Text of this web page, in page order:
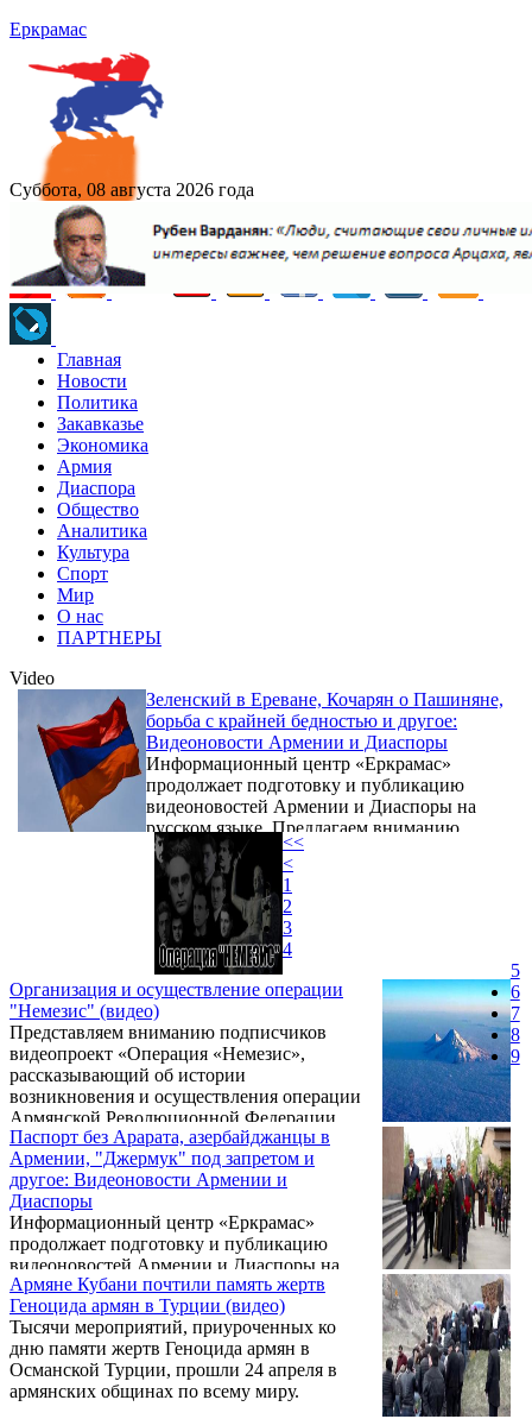
Еркрамас
Суббота, 08 августа 2026 года
Главная
Новости
Политика
Закавказье
Экономика
Армия
Диаспора
Общество
Аналитика
Культура
Спорт
Мир
О нас
ПАРТНЕРЫ
Video
Зеленский в Ереване, Кочарян о Пашиняне,
борьба с крайней бедностью и другое:
Видеоновости Армении и Диаспоры
Информационный центр «Еркрамас»
продолжает подготовку и публикацию
видеоновостей Армении и Диаспоры на
русском языке. Предлагаем вниманию
читателей выпуск видеоновостей за 3 мая.
При подготовке программы использованы
съемки армянской телекомпании «5-й
канал».
Организация и осуществление операции
"Немезис" (видео)
Представляем вниманию подписчиков
видеопроект «Операция «Немезис»,
рассказывающий об истории
возникновения и осуществления операции
Армянской Революционной Федерации
Дашнакцутюн по выявлению и ликвидации
основных организаторов Геноцида армян в
Османской Турции и в мусаватистском
Азербайджане.
Паспорт без Арарата, азербайджанцы в
Армении, "Джермук" под запретом и
другое: Видеоновости Армении и
Диаспоры
Информационный центр «Еркрамас»
продолжает подготовку и публикацию
видеоновостей Армении и Диаспоры на
русском языке. Предлагаем вниманию
читателей выпуск видеоновостей за 29
апреля. При подготовке программы
использованы съемки армянской
телекомпании «5-й канал».
Армяне Кубани почтили память жертв
Геноцида армян в Турции (видео)
Тысячи мероприятий, приуроченных ко
дню памяти жертв Геноцида армян в
Османской Турции, прошли 24 апреля в
армянских общинах по всему миру.
<<
<
1
2
3
4
5
6
7
8
9